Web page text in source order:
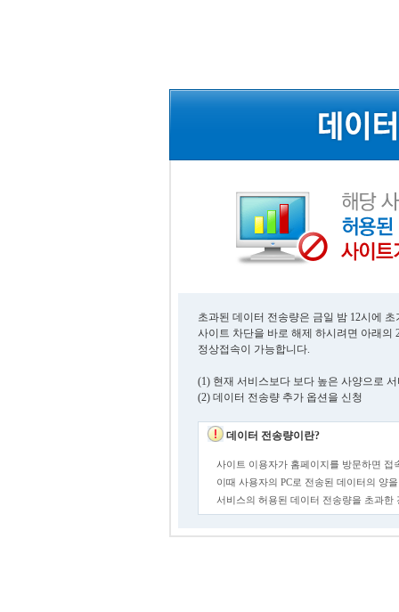
초과된 데이터 전송량은 금일 밤 12시에
사이트 차단을 바로 해제 하시려면 아래의
정상접속이 가능합니다.
(1) 현재 서비스보다 보다 높은 사양으로
(2) 데이터 전송량 추가 옵션을 신청
데이터 전송량이란?
사이트 이용자가 홈페이지를 방문하면 접
이때 사용자의 PC로 전송된 데이터의 양
서비스의 허용된 데이터 전송량을 초과